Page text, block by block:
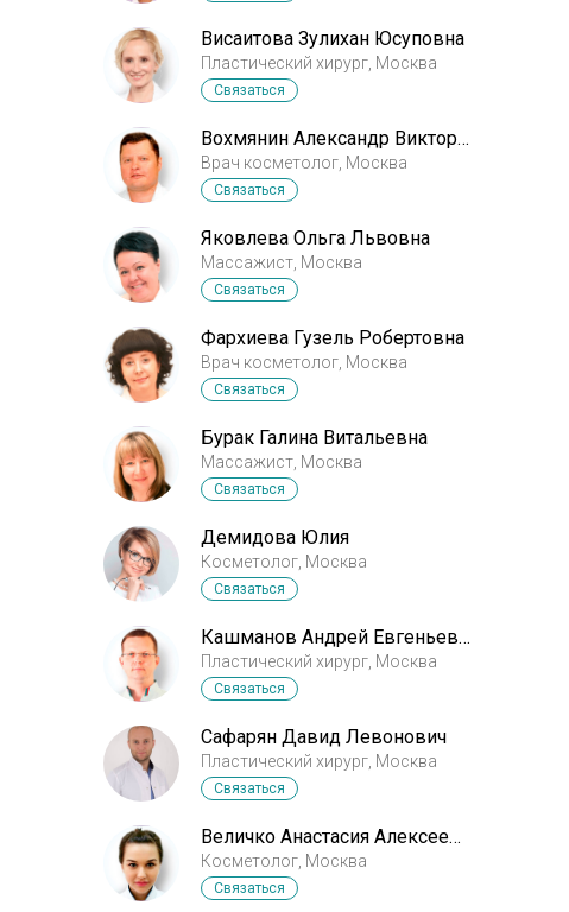
Висаитова Зулихан Юсуповна
Пластический хирург, Москва
Связаться
Вохмянин Александр Викторович
Врач косметолог, Москва
Связаться
Яковлева Ольга Львовна
Массажист, Москва
Связаться
Фархиева Гузель Робертовна
Врач косметолог, Москва
Связаться
Бурак Галина Витальевна
Массажист, Москва
Связаться
Демидова Юлия
Косметолог, Москва
Связаться
Кашманов Андрей Евгеньевич
Пластический хирург, Москва
Связаться
Сафарян Давид Левонович
Пластический хирург, Москва
Связаться
Величко Анастасия Алексеевна
Косметолог, Москва
Связаться